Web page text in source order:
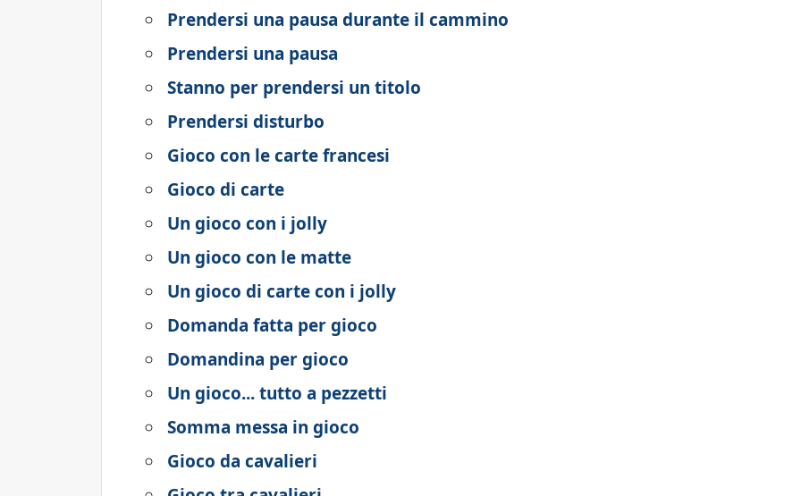
Prendersi una pausa durante il cammino
Prendersi una pausa
Stanno per prendersi un titolo
Prendersi disturbo
Gioco con le carte francesi
Gioco di carte
Un gioco con i jolly
Un gioco con le matte
Un gioco di carte con i jolly
Domanda fatta per gioco
Domandina per gioco
Un gioco... tutto a pezzetti
Somma messa in gioco
Gioco da cavalieri